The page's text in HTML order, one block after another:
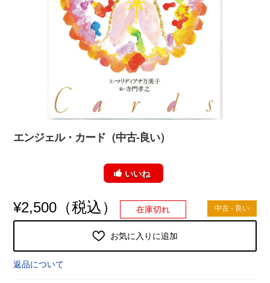
カード関連グッズ
エンジェル・カード（中古-良い）
いいね
中古 - 良い
¥2,500 （税込） 在庫切れ
お気に入りに追加
返品について